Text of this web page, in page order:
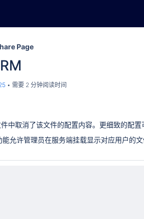
Page
需要 2 分钟阅读时间
中取消了该文件的配置内容。更细致的配置
允许管理员在服务端挂载显示对应用户的